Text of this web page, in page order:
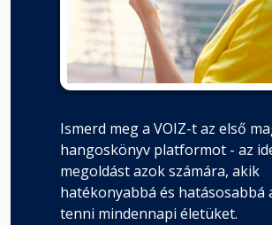
Ismerd meg a VOIZ-t az első
hangoskönyv platformot - az
megoldást azok számára, akik
hatékonyabbá és hatásosabbá
tenni mindennapi életüket.